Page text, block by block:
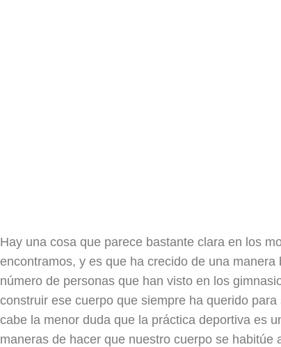
Hay una cosa que parece bastante clara en los
encontramos, y es que ha crecido de una manera
número de personas que han visto en los
construir ese cuerpo que siempre ha querido
cabe la menor duda que la práctica deportiva es
maneras de hacer que nuestro cuerpo se habitúe